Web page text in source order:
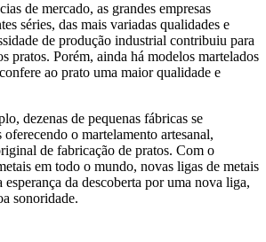
de mercado, as grandes empresas
séries, das mais variadas qualidades e
de produção industrial contribuiu para
pratos. Porém, ainda há modelos martelados
ao prato uma maior qualidade e
dezenas de pequenas fábricas se
o martelamento artesanal,
de fabricação de pratos. Com o
em todo o mundo, novas ligas de metais
esperança da descoberta por uma nova liga,
sonoridade.